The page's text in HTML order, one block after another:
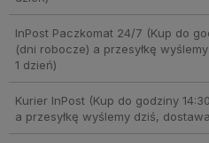
InPost Paczkomat 24/7 (Kup do
(dni robocze) a przesyłkę
1 dzień)
Kurier InPost(Kup do godziny
a przesyłkę wyślemy dziś,